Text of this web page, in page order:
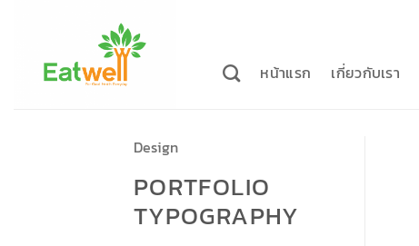
หน้าแรก เกี่ยวกับเรา
Design
PORTFOLIO
TYPOGRAPHY